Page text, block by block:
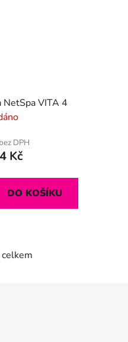
NetSpa VITA 4
DPH
Kč
DO KOŠÍKU